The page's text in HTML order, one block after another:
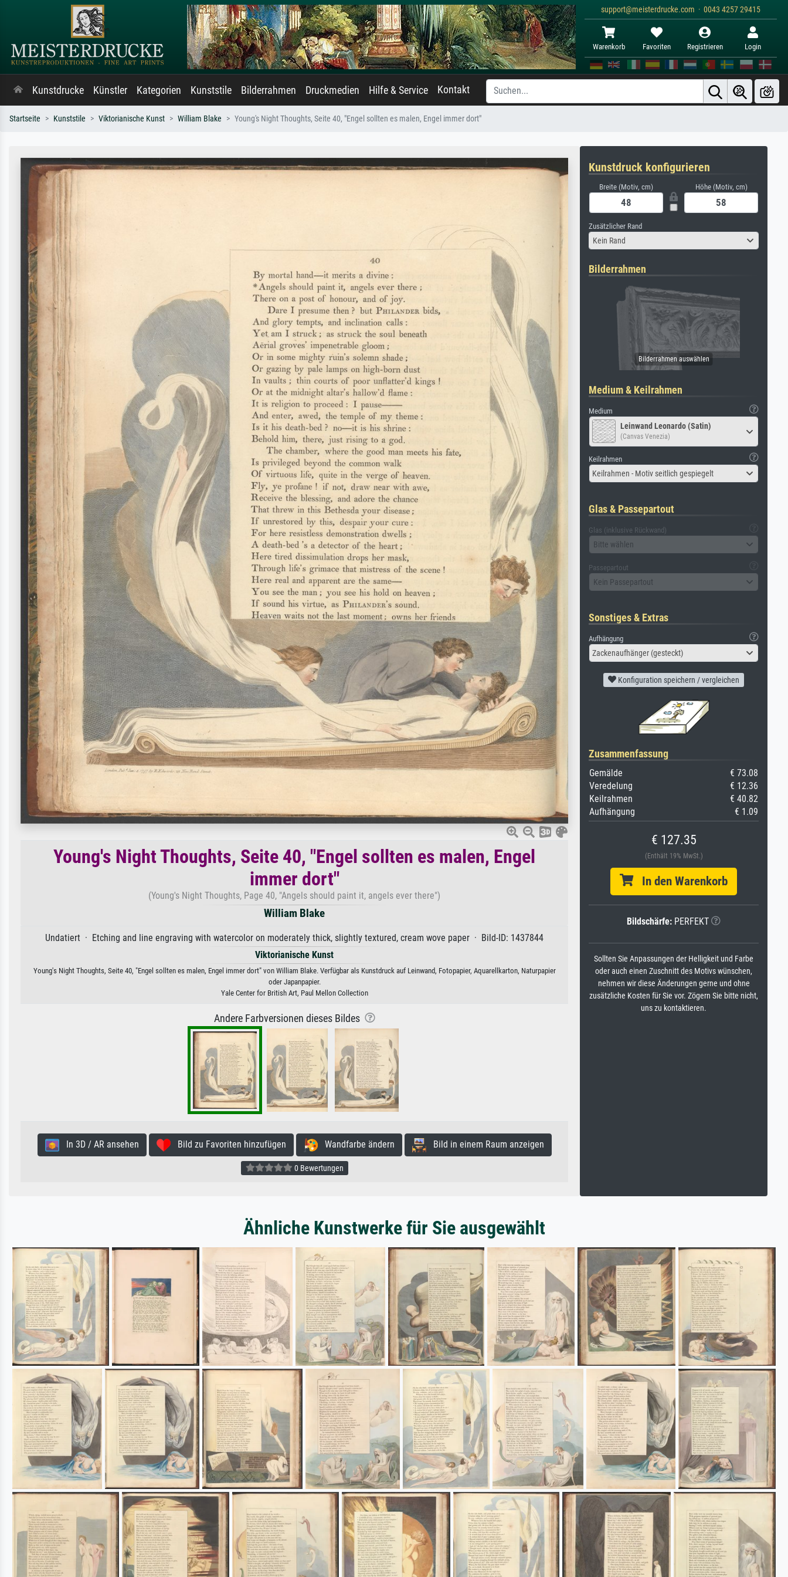
support@meisterdrucke.com · 0043 4257 29415
Warenkorb Favoriten Registrieren Login
Kunstdrucke Künstler Kategorien Kunststile Bilderrahmen Druckmedien Hilfe & Service Kontakt
Startseite Kunststile Viktorianische Kunst William Blake Young's Night Thoughts, Seite 40, "Engel sollten es malen, Engel immer dort"
Young's Night Thoughts, Seite 40, "Engel sollten es malen, Engel
immer dort"
(Young's Night Thoughts, Page 40, "Angels should paint it, angels ever there")
William Blake
Undatiert · Etching and line engraving with watercolor on moderately thick, slightly textured, cream wove paper · Bild-ID: 1437844
Viktorianische Kunst
Young's Night Thoughts, Seite 40, "Engel sollten es malen, Engel immer dort" von William Blake. Verfügbar als Kunstdruck auf Leinwand, Fotopapier, Aquarellkarton, Naturpapier
oder Japanpapier.
Yale Center for British Art, Paul Mellon Collection
Andere Farbversionen dieses Bildes
In 3D / AR ansehen Bild zu Favoriten hinzufügen Wandfarbe ändern Bild in einem Raum anzeigen
0 Bewertungen
Kunstdruck konfigurieren
Breite (Motiv, cm) Höhe (Motiv, cm)
Zusätzlicher Rand
Kein Rand
Bilderrahmen
Medium & Keilrahmen
Medium
Leinwand Leonardo (Satin)
(Canvas Venezia)
Keilrahmen
Keilrahmen - Motiv seitlich gespiegelt
Glas & Passepartout
Glas (inklusive Rückwand)
Bitte wählen
Passepartout
Kein Passepartout
Sonstiges & Extras
Aufhängung
Zackenaufhänger (gesteckt)
Konfiguration speichern / vergleichen
Zusammenfassung
Gemälde
€ 73.08
Veredelung
€ 12.36
Keilrahmen
€ 40.82
Aufhängung
€ 1.09
€ 127.35
(Enthält 19% MwSt.)
In den Warenkorb
Bildschärfe: PERFEKT
Sollten Sie Anpassungen der Helligkeit und Farbe
oder auch einen Zuschnitt des Motivs wünschen,
nehmen wir diese Änderungen gerne und ohne
zusätzliche Kosten für Sie vor. Zögern Sie bitte nicht,
uns zu kontaktieren.
Ähnliche Kunstwerke für Sie ausgewählt